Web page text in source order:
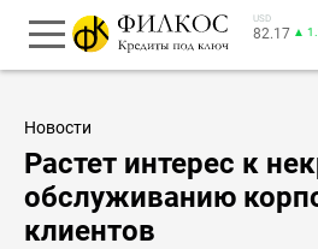
USD
82.17 ▲
Новости
Растет интерес к
обслуживанию
клиентов